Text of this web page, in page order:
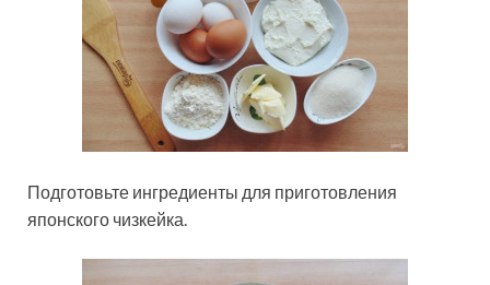
Подготовьте ингредиенты для приготовления
японского чизкейка.